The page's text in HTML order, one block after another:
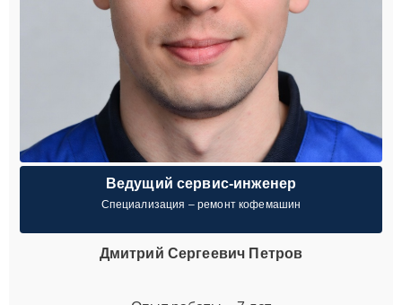
Ведущий сервис-инженер
Специализация – ремонт кофемашин
Дмитрий Сергеевич Петров